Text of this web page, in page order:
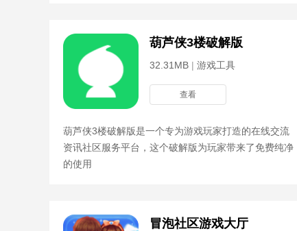
葫芦侠3楼破解版
32.31MB | 游戏工具
查看
葫芦侠3楼破解版是一个专为游戏玩家打造的在线交流
资讯社区服务平台，这个破解版为玩家带来了免费纯净
的使用
冒泡社区游戏大厅